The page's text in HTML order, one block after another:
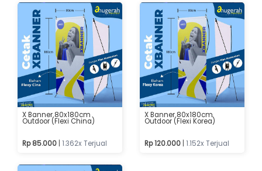
X Banner 80x180cm
Outdoor (Flexi China)
Rp 85.000 1.362x Terjual
X Banner 80x180cm
Outdoor (Flexi Korea)
Rp 120.000 1.152x Terjual